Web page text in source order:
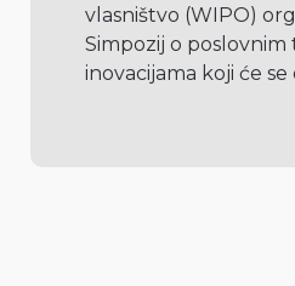
vlasništvo (WIPO)
Simpozij o poslovnim
inovacijama koji će se